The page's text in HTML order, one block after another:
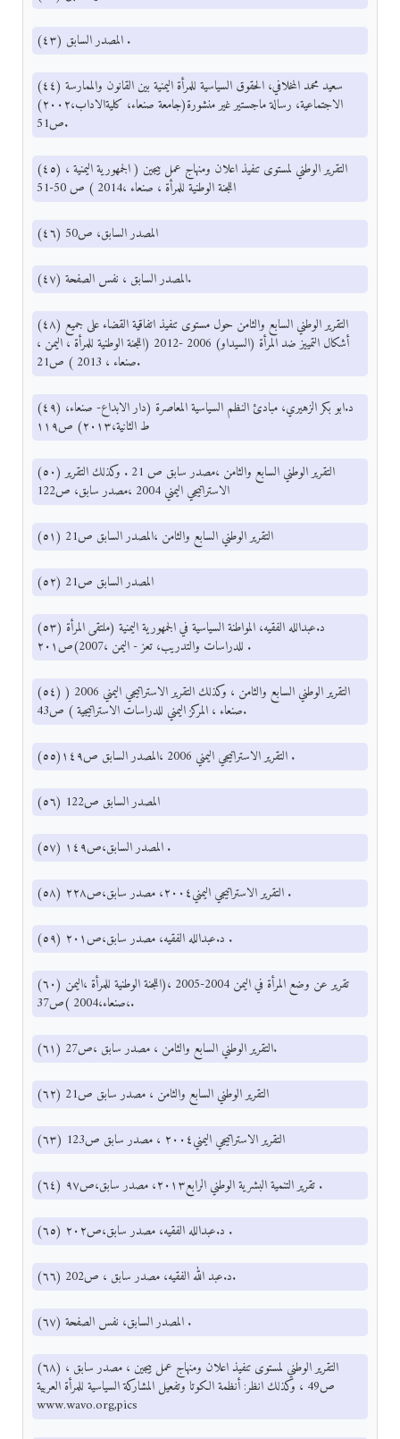
(٤٣) المصدر السابق .
(٤٤) سعيد محمد المخلافي، الحقوق السياسية للمرأة اليمنية بين القانون والممارسة
الاجتماعية، رسالة ماجستير غير منشورة(جامعة صنعاء، كليةالاداب،٢٠٠٢)
ص51.
(٤٥) التقرير الوطني لمستوى تنفيذ اعلان ومنهاج عمل بيجين ( الجمهورية اليمنية ،
اللجنة الوطنية للمرأة ، صنعاء ،2014 ) ص 50-51
(٤٦) المصدر السابق، ص50
(٤٧) المصدر السابق ، نفس الصفحة.
(٤٨) التقرير الوطني السابع والثامن حول مستوى تنفيذ اتفاقية القضاء على جميع
أشكال التمييز ضد المرأة (السيداو) 2006 -2012 (اللجنة الوطنية للمرأة ، اليمن ،
صنعاء ، 2013 ) ص21.
(٤٩) د.ابو بكر الزهيري، مبادئ النظم السياسية المعاصرة (دار الابداع- صنعاء،
ط الثانية،٢٠١٣) ص١١٩
(٥٠) التقرير الوطني السابع والثامن ،مصدر سابق ص 21 . وكذلك التقرير
الاستراتيجي اليمني 2004 ،مصدر سابق، ص122
(٥١) التقرير الوطني السابع والثامن ،المصدر السابق ص21
(٥٢) المصدر السابق ص21
(٥٣) د.عبدالله الفقيه، المواطنة السياسية في الجمهورية اليمنية (ملتقى المرأة
للدراسات والتدريب، تعز - اليمن ،2007)ص٢٠١ .
(٥٤) التقرير الوطني السابع والثامن ، وكذلك التقرير الاستراتيجي اليمني 2006 (
صنعاء ، المركز اليمني للدراسات الاستراتيجية ) ص43.
(٥٥)التقرير الاستراتيجي اليمني 2006 ،المصدر السابق ص١٤٩ .
(٥٦) المصدر السابق ص122
(٥٧) المصدر السابق،ص١٤٩ .
(٥٨) التقرير الاستراتيجي اليمني٢٠٠٤، مصدر سابق،ص٢٢٨ .
(٥٩) د.عبدالله الفقيه، مصدر سابق،ص٢٠١ .
(٦٠) تقرير عن وضع المرأة في اليمن 2004-2005 ،(اللجنة الوطنية للمرأة ،اليمن
،صنعاء،2004 )ص37.
(٦١) التقرير الوطني السابع والثامن ، مصدر سابق ،ص27.
(٦٢) التقرير الوطني السابع والثامن ، مصدر سابق ص21
(٦٣) التقرير الاستراتيجي اليمني٢٠٠٤ ، مصدر سابق ص123
(٦٤) تقرير التنمية البشرية الوطني الرابع٢٠١٣، مصدر سابق،ص٩٧ .
(٦٥) د.عبدالله الفقيه، مصدر سابق،ص٢٠٢ .
(٦٦) د.عبد الله الفقيه، مصدر سابق ، ص202.
(٦٧) المصدر السابق، نفس الصفحة .
(٦٨) التقرير الوطني لمستوى تنفيذ اعلان ومنهاج عمل بيجين ، مصدر سابق ،
ص49 ، وكذلك انظر: أنظمة الكوتا وتفعيل المشاركة السياسية للمرأة العربية
www.wavo.org,pics